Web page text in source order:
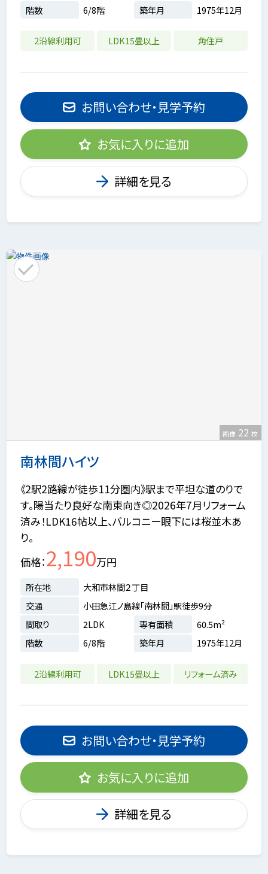
階数
6/8階 築年月 1975年12月
2沿線利用可 LDK15畳以上 角住戸
お問い合わせ・見学予約
お気に入りに追加
詳細を見る
南林間ハイツ
画像 22 枚
《2駅2路線が徒歩11分圏内》駅まで平坦な道のりで
す。陽当たり良好な南東向き◎2026年7月リフォーム
済み！LDK16帖以上、バルコニー眼下には桜並木あ
り。
価格 2,190万円
所在地
大和市林間２丁目
交通
小田急江ノ島線「南林間」駅徒歩9分
間取り
2LDK 専有面積
60.5m²
階数
6/8階 築年月 1975年12月
2沿線利用可 LDK15畳以上 リフォーム済み
お問い合わせ・見学予約
お気に入りに追加
詳細を見る